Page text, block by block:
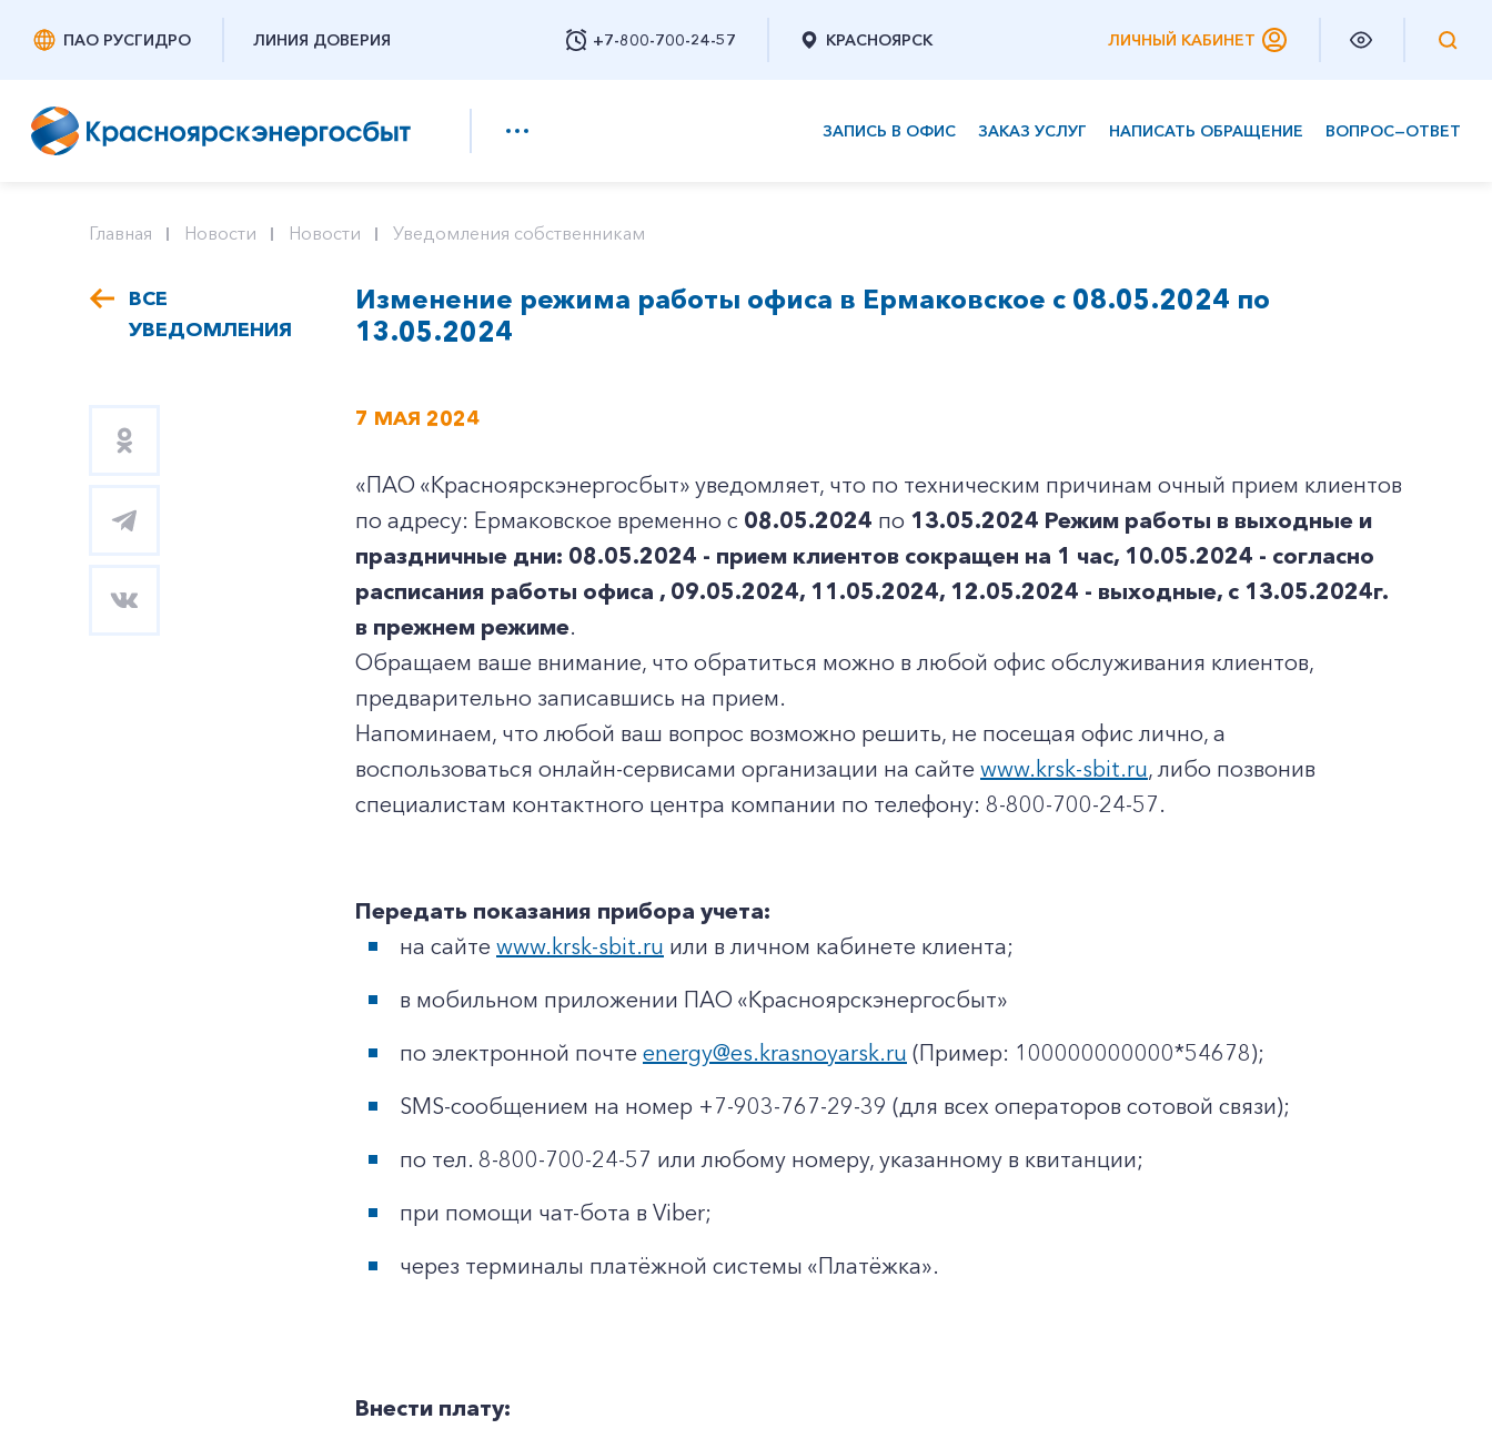
ПАО РУСГИДРО ЛИНИЯ ДОВЕРИЯ +7-800-700-24-57
Заказать обратный звонок
КРАСНОЯРСК ЛИЧНЫЙ КАБИНЕТ
ЗАПИСЬ В ОФИС ЗАКАЗ УСЛУГ НАПИСАТЬ ОБРАЩЕНИЕ ВОПРОС—ОТВЕТ
Главная Новости Новости Уведомления собственникам
ВСЕ
УВЕДОМЛЕНИЯ
Изменение режима работы офиса в Ермаковское с 08.05.2024 по
13.05.2024
7 МАЯ 2024
«ПАО «Красноярскэнергосбыт» уведомляет, что по техническим причинам очный прием клиентов
по адресу: Ермаковское временно с 08.05.2024 по 13.05.2024 Режим работы в выходные и
праздничные дни: 08.05.2024 - прием клиентов сокращен на 1 час, 10.05.2024 - согласно
расписания работы офиса , 09.05.2024, 11.05.2024, 12.05.2024 - выходные, с 13.05.2024г.
в прежнем режиме.
Обращаем ваше внимание, что обратиться можно в любой офис обслуживания клиентов,
предварительно записавшись на прием.
Напоминаем, что любой ваш вопрос возможно решить, не посещая офис лично, а
воспользоваться онлайн-сервисами организации на сайте www.krsk-sbit.ru, либо позвонив
специалистам контактного центра компании по телефону: 8-800-700-24-57.
Передать показания прибора учета:
на сайте www.krsk-sbit.ru или в личном кабинете клиента;
в мобильном приложении ПАО «Красноярскэнергосбыт»
по электронной почте energy@es.krasnoyarsk.ru (Пример: 100000000000*54678);
SMS-сообщением на номер +7-903-767-29-39 (для всех операторов сотовой связи);
по тел. 8-800-700-24-57 или любому номеру, указанному в квитанции;
при помощи чат-бота в Viber;
через терминалы платёжной системы «Платёжка».
Внести плату: